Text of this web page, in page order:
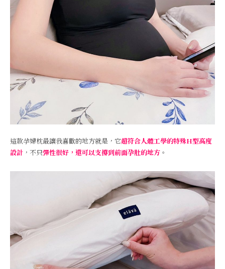
這款孕婦枕最讓我喜歡的地方就是，它超符合人體工學的特殊H型高度
設計 ，不只彈性很好，還可以支撐到前面孕肚的地方 。